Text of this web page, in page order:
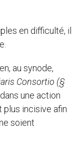
en difficulté, il
au synode,
Consortio (§
une action
incisive afin
soient